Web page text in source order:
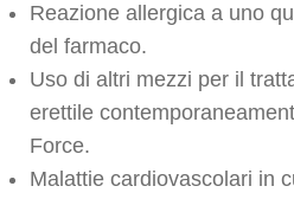
Reazione allergica a uno
del farmaco.
Uso di altri mezzi per il
erettile
Force.
Malattie cardiovascolari in